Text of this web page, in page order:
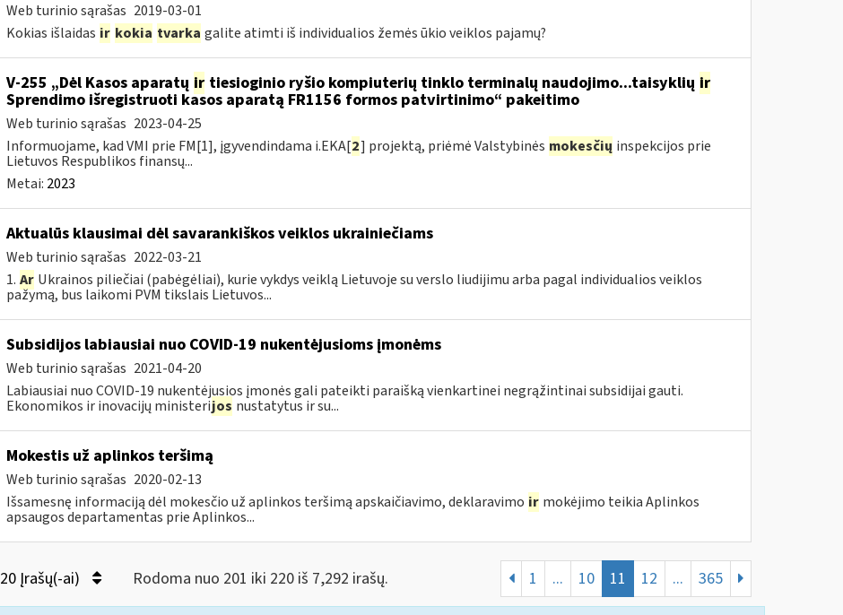
Web turinio sąrašas 2019-03-01
Kokias išlaidas ir kokia tvarka galite atimti iš individualios žemės ūkio veiklos pajamų?
V-255 „Dėl Kasos aparatų irtiesioginio ryšio kompiuterių tinklo terminalų naudojimo...taisyklių ir
Sprendimo išregistruoti kasos aparatą FR1156 formos patvirtinimo“ pakeitimo
Web turinio sąrašas 2023-04-25
Informuojame, kad VMI prie FM[1], įgyvendindama i.EKA[2] projektą, priėmė Valstybinės mokesčių inspekcijos prie
Lietuvos Respublikos finansų...
Metai: 2023
Aktualūs klausimai dėl savarankiškos veiklos ukrainiečiams
Web turinio sąrašas 2022-03-21
1. Ar Ukrainos piliečiai (pabėgėliai), kurie vykdys veiklą Lietuvoje su verslo liudijimu arba pagal individualios veiklos
pažymą, bus laikomi PVM tikslais Lietuvos...
Subsidijos labiausiai nuo COVID-19 nukentėjusioms įmonėms
Web turinio sąrašas 2021-04-20
Labiausiai nuo COVID-19 nukentėjusios įmonės gali pateikti paraišką vienkartinei negrąžintinai subsidijai gauti.
Ekonomikos ir inovacijų ministerijos nustatytus ir su...
Mokestis už aplinkos teršimą
Web turinio sąrašas 2020-02-13
Išsamesnę informaciją dėl mokesčio už aplinkos teršimą apskaičiavimo, deklaravimo ir mokėjimo teikia Aplinkos
apsaugos departamentas prie Aplinkos...
20 Įrašų(-ai) Rodoma nuo 201 iki 220 iš 7,292 irašų. 1 ... 10 11 12 ... 365